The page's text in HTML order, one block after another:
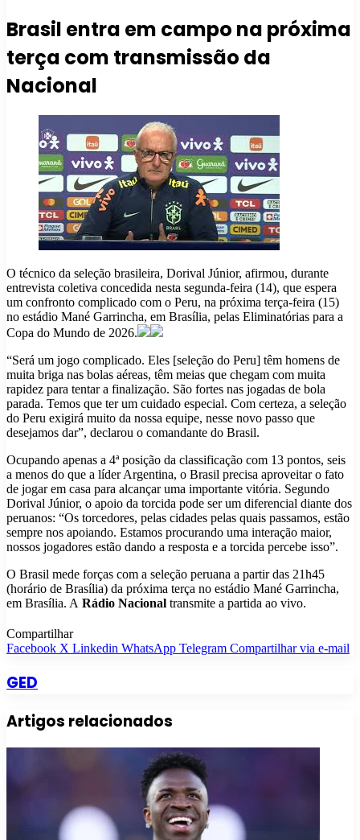
Brasil entra em campo na próxima
terça com transmissão da
Nacional
O técnico da seleção brasileira, Dorival Júnior, afirmou, durante
entrevista coletiva concedida nesta segunda-feira (14), que espera
um confronto complicado com o Peru, na próxima terça-feira (15)
no estádio Mané Garrincha, em Brasília, pelas Eliminatórias para a
Copa do Mundo de 2026.
“Será um jogo complicado. Eles [seleção do Peru] têm homens de
muita briga nas bolas aéreas, têm meias que chegam com muita
rapidez para tentar a finalização. São fortes nas jogadas de bola
parada. Temos que ter um cuidado especial. Com certeza, a seleção
do Peru exigirá muito da nossa equipe, nesse novo passo que
desejamos dar”, declarou o comandante do Brasil.
Ocupando apenas a 4ª posição da classificação com 13 pontos, seis
a menos do que a líder Argentina, o Brasil precisa aproveitar o fato
de jogar em casa para alcançar uma importante vitória. Segundo
Dorival Júnior, o apoio da torcida pode ser um diferencial diante dos
peruanos: “Os torcedores, pelas cidades pelas quais passamos, estão
sempre nos apoiando. Estamos procurando uma interação maior,
nossos jogadores estão dando a resposta e a torcida percebe isso”.
O Brasil mede forças com a seleção peruana a partir das 21h45
(horário de Brasília) da próxima terça no estádio Mané Garrincha,
em Brasília. A Rádio Nacional transmite a partida ao vivo.
Compartilhar
Facebook X Linkedin WhatsApp Telegram Compartilhar via e-mail
GED
Artigos relacionados